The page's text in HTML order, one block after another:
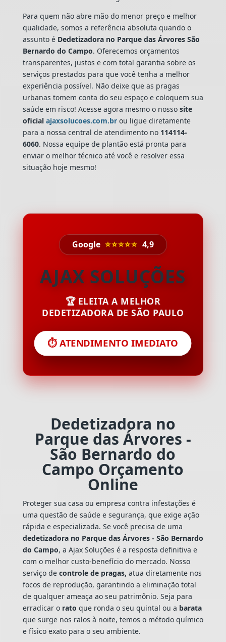
Para quem não abre mão do menor preço e melhor
qualidade, somos a referência absoluta quando o
assunto é Dedetizadora no Parque das Árvores São
Bernardo do Campo. Oferecemos orçamentos
transparentes, justos e com total garantia sobre os
serviços prestados para que você tenha a melhor
experiência possível. Não deixe que as pragas
urbanas tomem conta do seu espaço e coloquem sua
saúde em risco! Acesse agora mesmo o nossosite
oficial ajaxsolucoes.com.brou ligue diretamente
para a nossa central de atendimento no 114114-
6060. Nossa equipe de plantão está pronta para
enviar o melhor técnico até você e resolver essa
situação hoje mesmo!
Google ⭐⭐⭐⭐⭐ 4,9
AJAX SOLUÇÕES
🏆 ELEITA A MELHOR
DEDETIZADORA DE SÃO PAULO
⏱️ ATENDIMENTO IMEDIATO
Dedetizadora no
Parque das Árvores -
São Bernardo do
Campo Orçamento
Online
Proteger sua casa ou empresa contra infestações é
uma questão de saúde e segurança, que exige ação
rápida e especializada. Se você precisa de uma
dedetizadora no Parque das Árvores - São Bernardo
do Campo, a Ajax Soluções é a resposta definitiva e
com o melhor custo-benefício do mercado. Nosso
serviço de controle de pragas, atua diretamente nos
focos de reprodução, garantindo a eliminação total
de qualquer ameaça ao seu patrimônio. Seja para
erradicar o rato que ronda o seu quintal ou a barata
que surge nos ralos à noite, temos o método químico
e físico exato para o seu ambiente.